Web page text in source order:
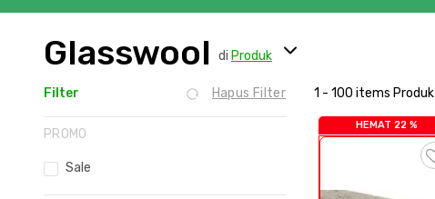
Glasswool di Produk
1 - 100 items Produk
HEMAT 22 %
Filter Hapus Filter
PROMO
Sale